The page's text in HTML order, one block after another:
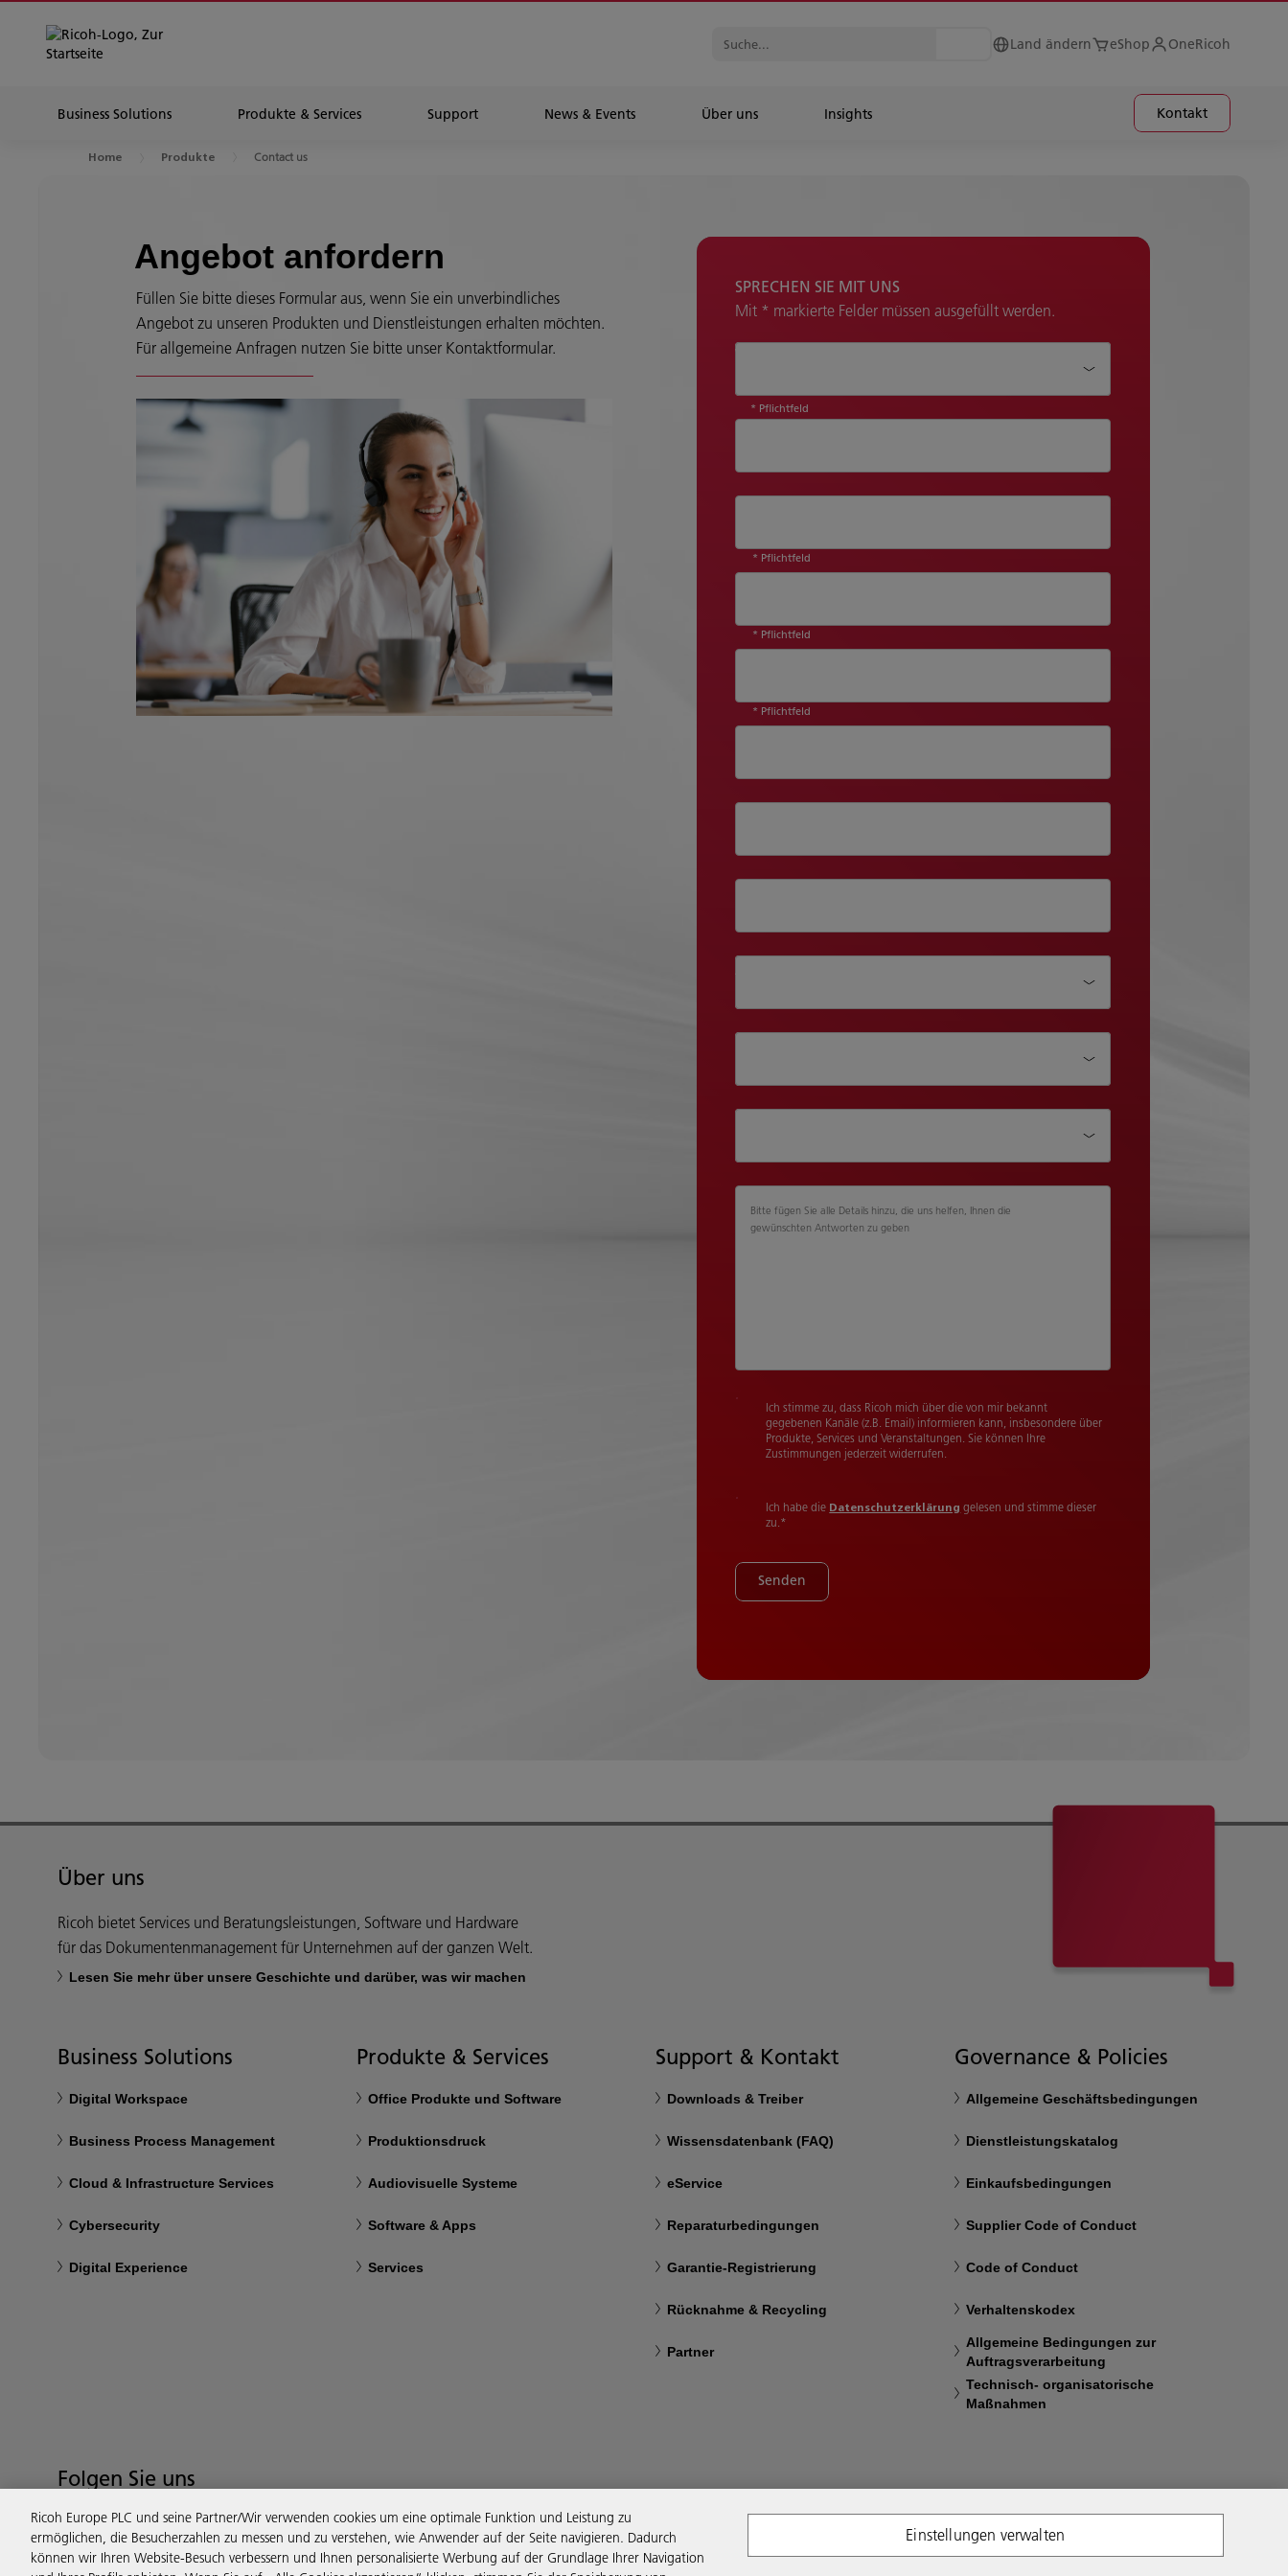
Land ändern eShop OneRicoh
Business Solutions Produkte & Services Support News & Events Über uns Insights Kontakt
Home Produkte Contact us
Angebot anfordern
Füllen Sie bitte dieses Formular aus, wenn Sie ein unverbindliches
Angebot zu unseren Produkten und Dienstleistungen erhalten möchten.
Für allgemeine Anfragen nutzen Sie bitte unser Kontaktformular.
SPRECHEN SIE MIT UNS
Mit * markierte Felder müssen ausgefüllt werden.
* Pflichtfeld
* Pflichtfeld
* Pflichtfeld
* Pflichtfeld
Bitte fügen Sie alle Details hinzu, die uns helfen, Ihnen die
gewünschten Antworten zu geben
Ich stimme zu, dass Ricoh mich über die von mir bekannt
gegebenen Kanäle (z.B. Email) informieren kann, insbesondere über
Produkte, Services und Veranstaltungen. Sie können Ihre
Zustimmungen jederzeit widerrufen.
Ich habe die Datenschutzerklärung gelesen und stimme dieser
zu.*
Senden
Über uns
Ricoh bietet Services und Beratungsleistungen, Software und Hardware
für das Dokumentenmanagement für Unternehmen auf der ganzen Welt.
Lesen Sie mehr über unsere Geschichte und darüber, was wir machen
Business Solutions
Digital Workspace
Business Process Management
Cloud & Infrastructure Services
Cybersecurity
Digital Experience
Produkte & Services
Office Produkte und Software
Produktionsdruck
Audiovisuelle Systeme
Software & Apps
Services
Support & Kontakt
Downloads & Treiber
Wissensdatenbank (FAQ)
eService
Reparaturbedingungen
Garantie-Registrierung
Rücknahme & Recycling
Partner
Governance & Policies
Allgemeine Geschäftsbedingungen
Dienstleistungskatalog
Einkaufsbedingungen
Supplier Code of Conduct
Code of Conduct
Verhaltenskodex
Allgemeine Bedingungen zur
Auftragsverarbeitung
Technisch- organisatorische
Maßnahmen
Folgen Sie uns
Ricoh Europe PLC und seine Partner/Wir verwenden cookies um eine optimale Funktion und Leistung zu
ermöglichen, die Besucherzahlen zu messen und zu verstehen, wie Anwender auf der Seite navigieren. Dadurch
können wir Ihren Website-Besuch verbessern und Ihnen personalisierte Werbung auf der Grundlage Ihrer Navigation
Einstellungen verwalten